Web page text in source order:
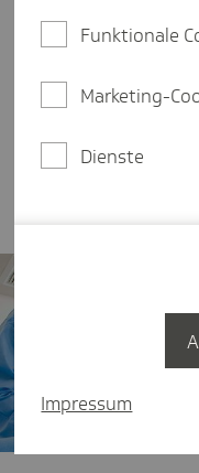
In seinem
Ressourcen, die
Sören Schmidt-
Funktionale
Marketing-
Dienste
Impressum